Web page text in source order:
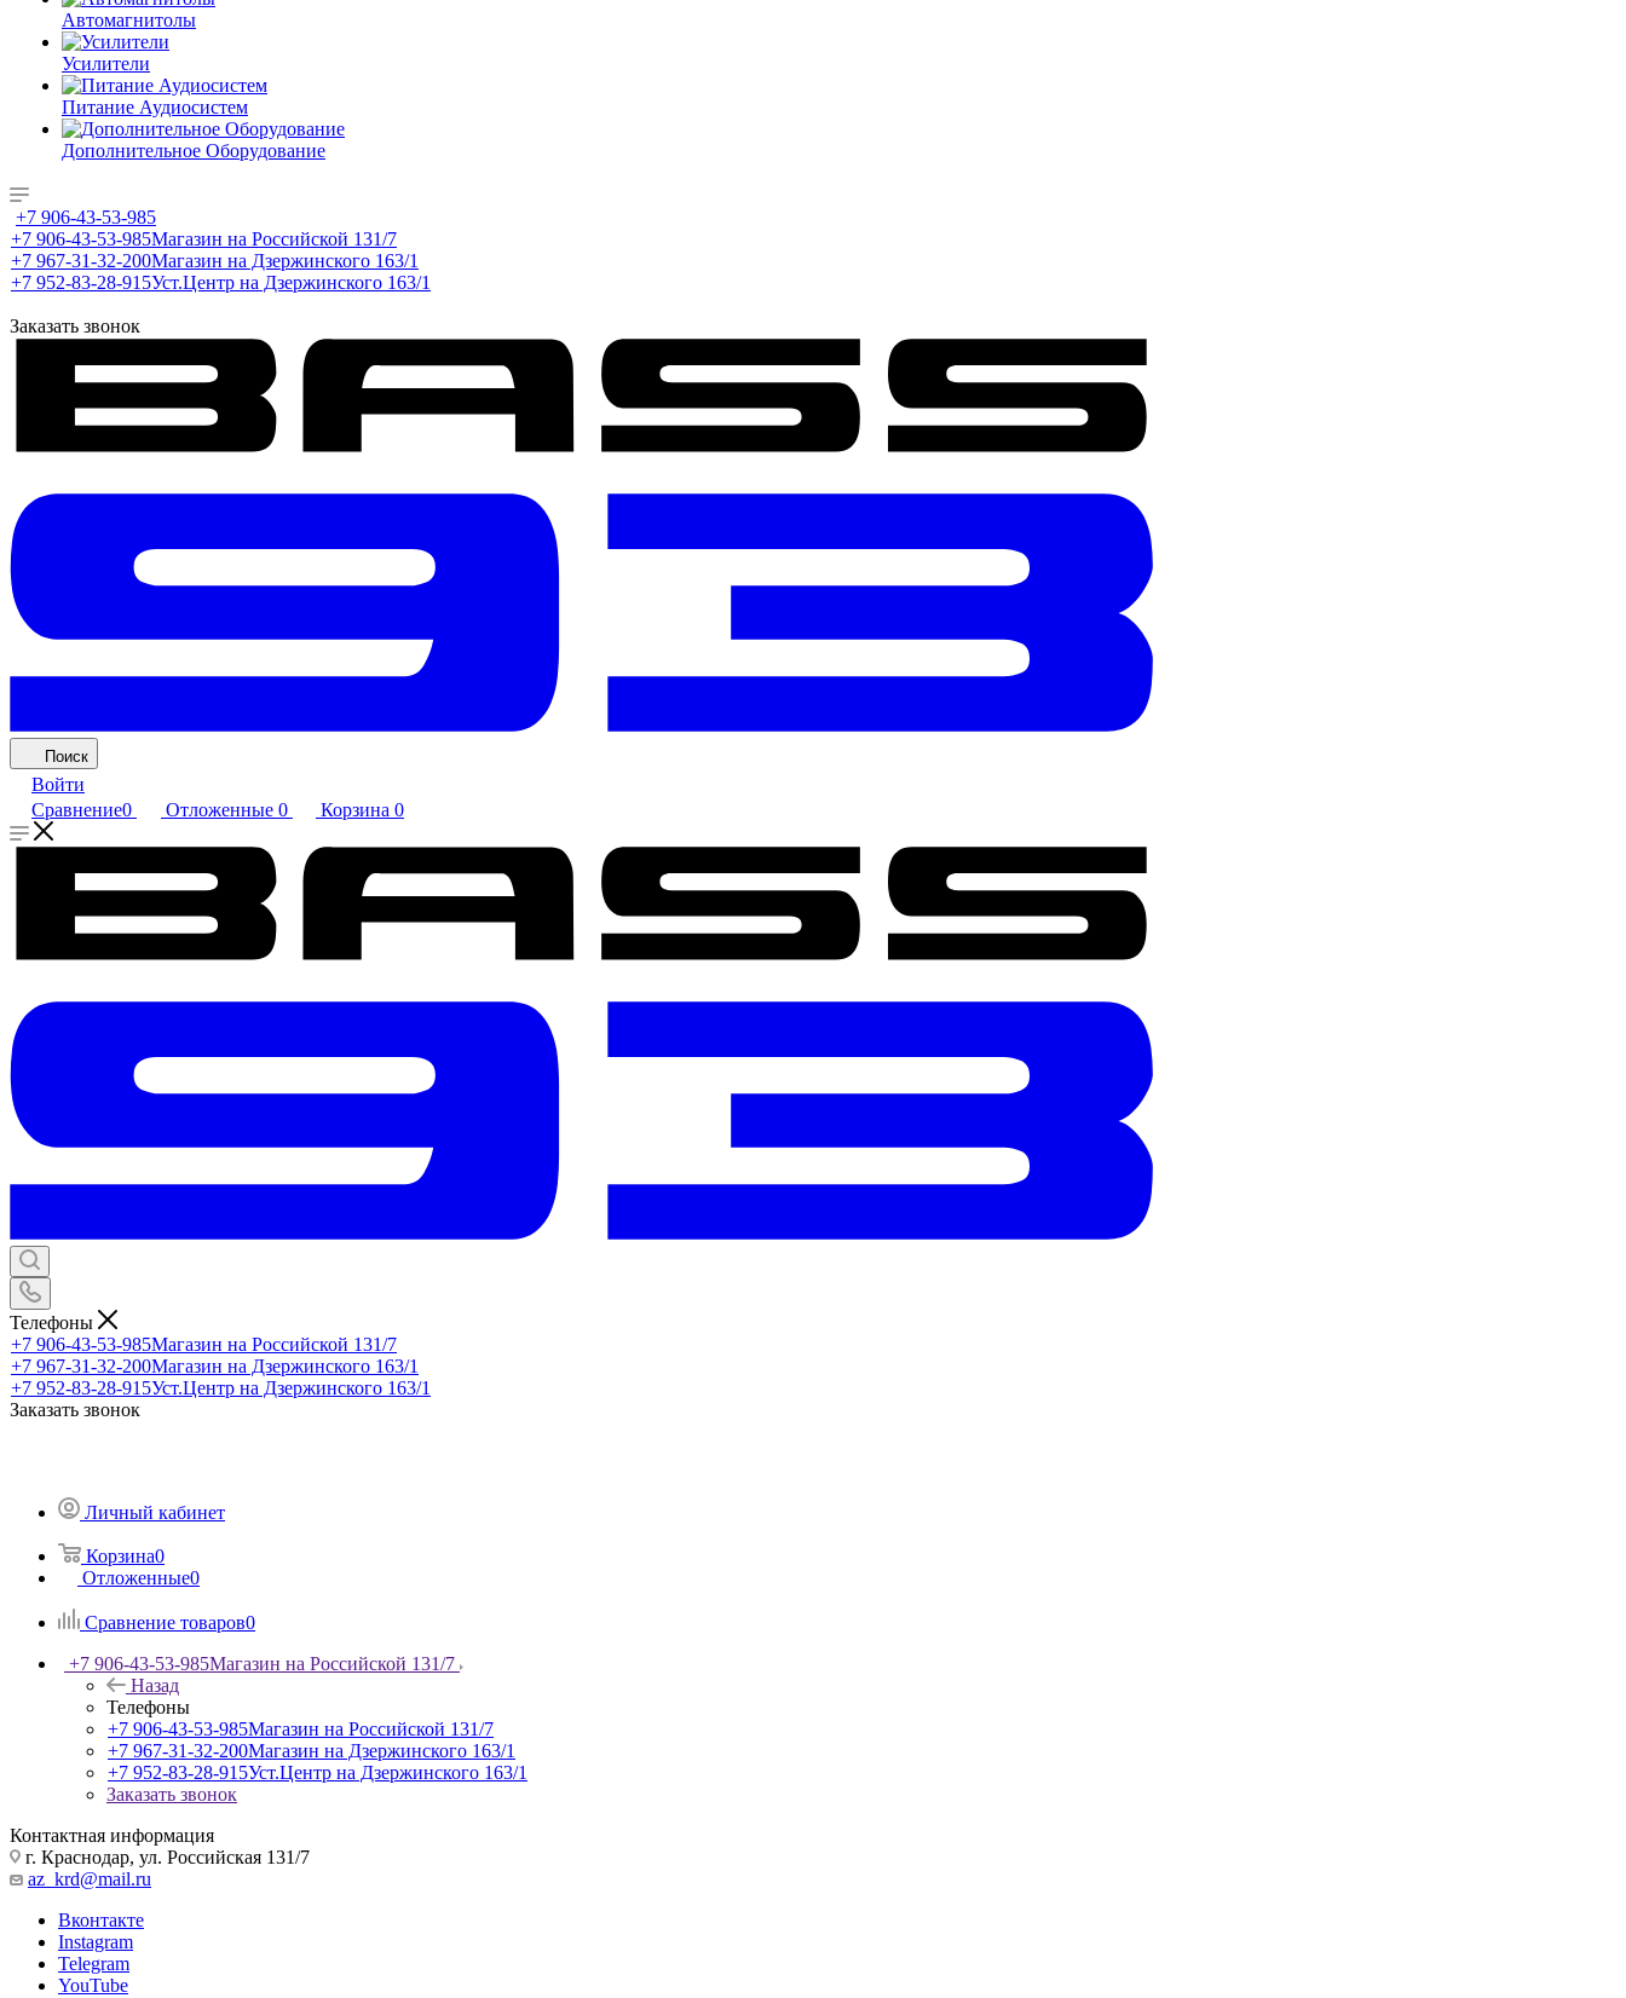
Автомагнитолы
Усилители
Питание Аудиосистем
Дополнительное Оборудование
+7 906-43-53-985
+7 906-43-53-985Магазин на Российской 131/7
+7 967-31-32-200Магазин на Дзержинского 163/1
+7 952-83-28-915Уст.Центр на Дзержинского 163/1
Заказать звонок
Поиск
Войти
Сравнение0 Отложенные 0 Корзина 0
Телефоны
+7 906-43-53-985Магазин на Российской 131/7
+7 967-31-32-200Магазин на Дзержинского 163/1
+7 952-83-28-915Уст.Центр на Дзержинского 163/1
Заказать звонок
Личный кабинет
Корзина0
Отложенные0
Сравнение товаров0
+7 906-43-53-985Магазин на Российской 131/7
Назад
Телефоны
+7 906-43-53-985Магазин на Российской 131/7
+7 967-31-32-200Магазин на Дзержинского 163/1
+7 952-83-28-915Уст.Центр на Дзержинского 163/1
Заказать звонок
Контактная информация
г. Краснодар, ул. Российская 131/7
az_krd@mail.ru
Вконтакте
Instagram
Telegram
YouTube